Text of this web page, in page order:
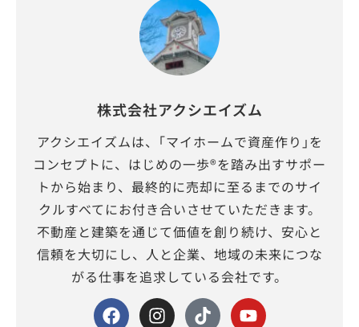
株式会社アクシエイズム
アクシエイズムは、｢マイホームで資産作り｣を
コンセプトに、はじめの一歩®を踏み出すサポー
トから始まり、最終的に売却に至るまでのサイ
クルすべてにお付き合いさせていただきます。
不動産と建築を通じて価値を創り続け、安心と
信頼を大切にし、人と企業、地域の未来につな
がる仕事を追求している会社です。